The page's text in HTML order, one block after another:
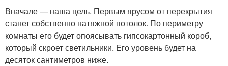
Вначале — наша цель. Первым ярусом от перекрытия
станет собственно натяжной потолок. По периметру
комнаты его будет опоясывать гипсокартонный короб,
который скроет светильники. Его уровень будет на
десяток сантиметров ниже.